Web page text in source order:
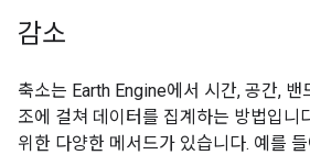
감소
축소는 Earth Engine에서 시간, 공간, 밴
조에 걸쳐 데이터를 집계하는 방법입니
위한 다양한 메서드가 있습니다. 예를 들